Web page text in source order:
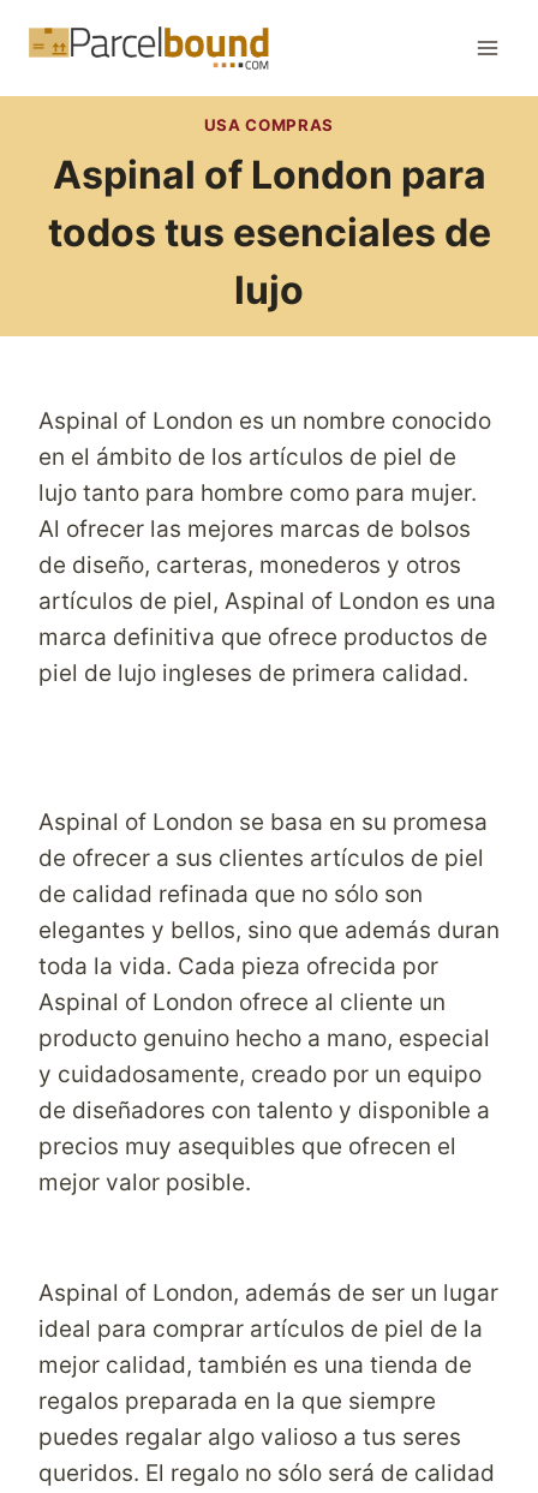
USA COMPRAS
Aspinal of London para
todos tus esenciales de
lujo
Aspinal of London es un nombre conocido
en el ámbito de los artículos de piel de
lujo tanto para hombre como para mujer.
Al ofrecer las mejores marcas de bolsos
de diseño, carteras, monederos y otros
artículos de piel, Aspinal of London es una
marca definitiva que ofrece productos de
piel de lujo ingleses de primera calidad.
Aspinal of London se basa en su promesa
de ofrecer a sus clientes artículos de piel
de calidad refinada que no sólo son
elegantes y bellos, sino que además duran
toda la vida. Cada pieza ofrecida por
Aspinal of London ofrece al cliente un
producto genuino hecho a mano, especial
y cuidadosamente, creado por un equipo
de diseñadores con talento y disponible a
precios muy asequibles que ofrecen el
mejor valor posible.
Aspinal of London, además de ser un lugar
ideal para comprar artículos de piel de la
mejor calidad, también es una tienda de
regalos preparada en la que siempre
puedes regalar algo valioso a tus seres
queridos. El regalo no sólo será de calidad